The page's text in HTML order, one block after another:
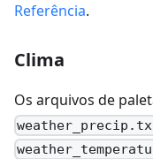
Referência.
Clima
Os arquivos de